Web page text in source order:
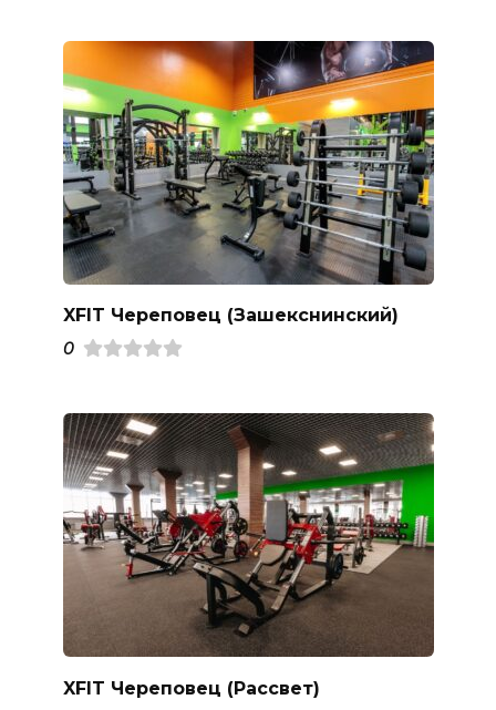
XFIT Череповец (Зашекснинский)
0
XFIT Череповец (Рассвет)